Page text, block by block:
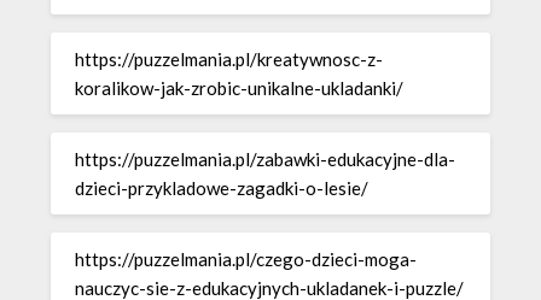
https://puzzelmania.pl/kreatywnosc-z-
koralikow-jak-zrobic-unikalne-ukladanki/
https://puzzelmania.pl/zabawki-edukacyjne-dla-
dzieci-przykladowe-zagadki-o-lesie/
https://puzzelmania.pl/czego-dzieci-moga-
nauczyc-sie-z-edukacyjnych-ukladanek-i-puzzle/